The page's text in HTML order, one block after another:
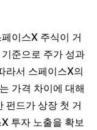
이스X 주식이 거
준으로 주가 성과
라서 스페이스X의
가격 차이에 대해
펀드가 상장 첫 거
투자 노출을 확보